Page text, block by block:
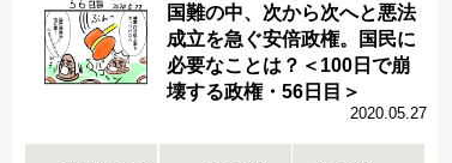
国難の中、次から次へと悪法
成立を急ぐ安倍政権。国民に
必要なことは？＜100日で崩
壊する政権・56日目＞
2020.05.27